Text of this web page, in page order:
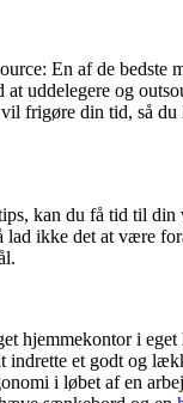
En af de bedste
uddelegere og
frigøre din tid, så du
kan du få tid til din
lad ikke det at være
hjemmekontor i
indrette et godt og
i løbet af en